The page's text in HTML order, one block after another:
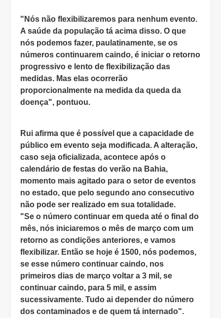
"Nós não flexibilizaremos para nenhum evento.
A saúde da população tá acima disso. O que
nós podemos fazer, paulatinamente, se os
números continuarem caindo, é iniciar o retorno
progressivo e lento de flexibilização das
medidas. Mas elas ocorrerão
proporcionalmente na medida da queda da
doença", pontuou.
Rui afirma que é possível que a capacidade de
público em evento seja modificada. A alteração,
caso seja oficializada, acontece após o
calendário de festas do verão na Bahia,
momento mais agitado para o setor de eventos
no estado, que pelo segundo ano consecutivo
não pode ser realizado em sua totalidade.
"Se o número continuar em queda até o final do
mês, nós iniciaremos o mês de março com um
retorno as condições anteriores, e vamos
flexibilizar. Então se hoje é 1500, nós podemos,
se esse número continuar caindo, nos
primeiros dias de março voltar a 3 mil, se
continuar caindo, para 5 mil, e assim
sucessivamente. Tudo ai depender do número
dos contaminados e de quem tá internado".